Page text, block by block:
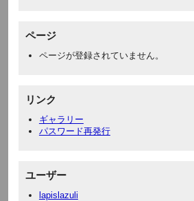
ページ
ページが登録されていません。
リンク
ギャラリー
パスワード再発行
ユーザー
lapislazuli